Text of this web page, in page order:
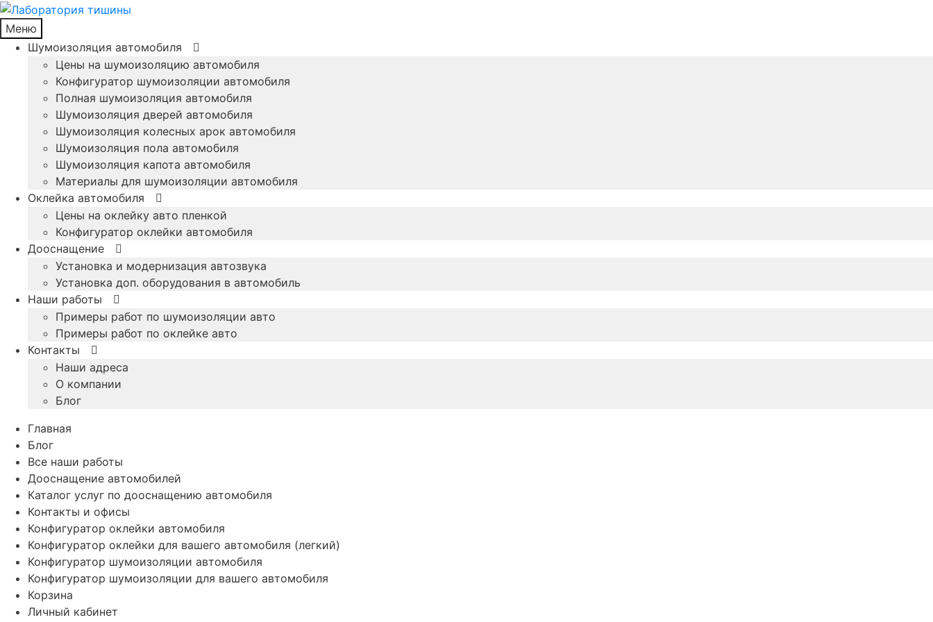
Меню
Шумоизоляция автомобиля
Цены на шумоизоляцию автомобиля
Конфигуратор шумоизоляции автомобиля
Полная шумоизоляция автомобиля
Шумоизоляция дверей автомобиля
Шумоизоляция колесных арок автомобиля
Шумоизоляция пола автомобиля
Шумоизоляция капота автомобиля
Материалы для шумоизоляции автомобиля
Оклейка автомобиля
Цены на оклейку авто пленкой
Конфигуратор оклейки автомобиля
Дооснащение
Установка и модернизация автозвука
Установка доп. оборудования в автомобиль
Наши работы
Примеры работ по шумоизоляции авто
Примеры работ по оклейке авто
Контакты
Наши адреса
О компании
Блог
Главная
Блог
Все наши работы
Дооснащение автомобилей
Каталог услуг по дооснащению автомобиля
Контакты и офисы
Конфигуратор оклейки автомобиля
Конфигуратор оклейки для вашего автомобиля (легкий)
Конфигуратор шумоизоляции автомобиля
Конфигуратор шумоизоляции для вашего автомобиля
Корзина
Личный кабинет